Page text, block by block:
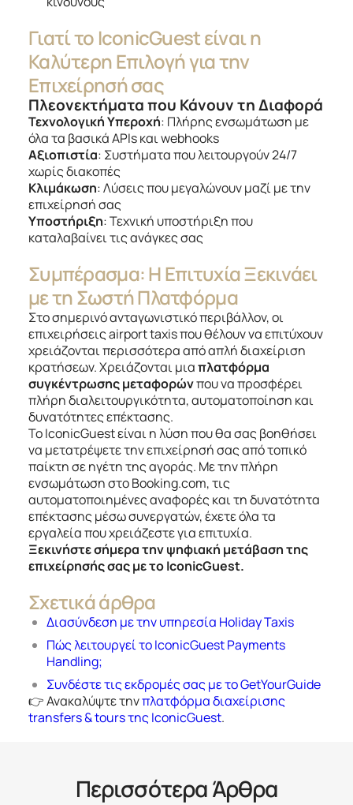
Γιατί το IconicGuest είναι η
Καλύτερη Επιλογή για την
Επιχείρησή σας
Πλεονεκτήματα που Κάνουν τη Διαφορά
Τεχνολογική Υπεροχή: Πλήρης ενσωμάτωση με
όλα τα βασικά APIs και webhooks
Αξιοπιστία: Συστήματα που λειτουργούν 24/7
χωρίς διακοπές
Κλιμάκωση: Λύσεις που μεγαλώνουν μαζί με την
επιχείρησή σας
Υποστήριξη: Τεχνική υποστήριξη που
καταλαβαίνει τις ανάγκες σας
Συμπέρασμα: Η Επιτυχία Ξεκινάει
με τη Σωστή Πλατφόρμα
Στο σημερινό ανταγωνιστικό περιβάλλον, οι
επιχειρήσεις airport taxis που θέλουν να επιτύχουν
χρειάζονται περισσότερα από απλή διαχείριση
κρατήσεων. Χρειάζονται μιαπλατφόρμα
συγκέντρωσης μεταφορώνπου να προσφέρει
πλήρη διαλειτουργικότητα, αυτοματοποίηση και
δυνατότητες επέκτασης.
Το IconicGuest είναι η λύση που θα σας βοηθήσει
να μετατρέψετε την επιχείρησή σας από τοπικό
παίκτη σε ηγέτη της αγοράς. Με την πλήρη
ενσωμάτωση στο Booking.com, τις
αυτοματοποιημένες αναφορές και τη δυνατότητα
επέκτασης μέσω συνεργατών, έχετε όλα τα
εργαλεία που χρειάζεστε για επιτυχία.
Ξεκινήστε σήμερα την ψηφιακή μετάβαση της
επιχείρησής σας με το IconicGuest.
Σχετικά άρθρα
Διασύνδεση με την υπηρεσία Holiday Taxis
Πώς λειτουργεί το IconicGuest Payments
Handling;
Συνδέστε τις εκδρομές σας με το GetYourGuide
👉 Ανακαλύψτε τηνπλατφόρμα διαχείρισης
transfers & tours της IconicGuest.
Περισσότερα Άρθρα